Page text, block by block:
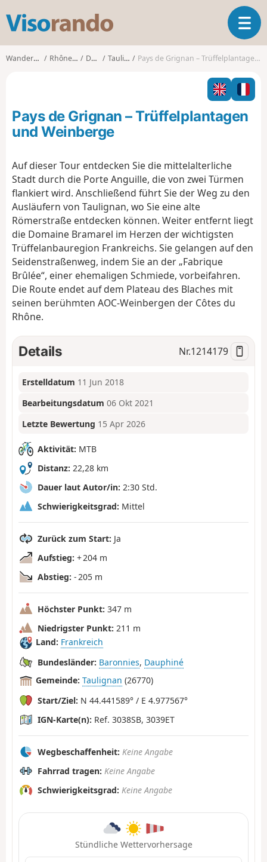
s
o
o
T
o
g
l
n
a
i
n
Wanderungen Rhône-Alpes Drôme Taulignan Pays de Grignan – Trüffelplantagen und Weinberge
Pays de Grignan – Trüffelplantagen
und Weinberge
Auf dieser Tour entdecken Sie die mittelalterliche
Stadt durch die Porte Anguille, die von zwei Türmen
flankiert wird. Anschließend führt Sie der Weg zu den
Ausläufern von Taulignan, wo Sie eine alte
Römerstraße entdecken können. Weiter entfernt liegt
die Domaine Bramarel im Herzen der wichtigsten
Trüffelanbauregion Frankreichs. Sie gelangen auf den
Seidenstraßenweg, indem Sie an der „Fabrique
Brûlée“, einer ehemaligen Schmiede, vorbeifahren.
Die Route endet auf dem Plateau des Blaches mit
seinen berühmten AOC-Weinbergen der Côtes du
Rhône.
Details Nr.1214179
Erstelldatum 11 Jun 2018
Bearbeitungsdatum 06 Okt 2021
Letzte Bewertung 15 Apr 2026
Aktivität: MTB
Distanz: 22,28 km
Dauer laut Autor/in: 2:30 Std.
Schwierigkeitsgrad: Mittel
Zurück zum Start: Ja
Aufstieg: + 204 m
Abstieg: - 205 m
Höchster Punkt: 347 m
Niedrigster Punkt: 211 m
Land: Frankreich
Bundesländer: Baronnies, Dauphiné
Gemeinde: Taulignan (26770)
Start/Ziel: N 44.441589° / E 4.977567°
IGN-Karte(n): Ref. 3038SB, 3039ET
Wegbeschaffenheit: Keine Angabe
Fahrrad tragen: Keine Angabe
Schwierigkeitsgrad: Keine Angabe
Stündliche Wettervorhersage